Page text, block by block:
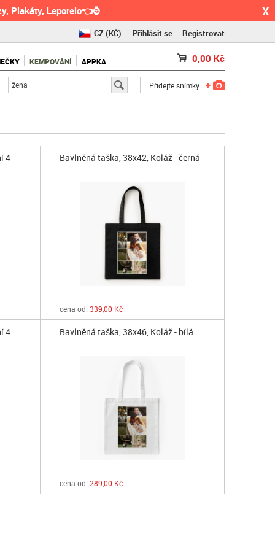
Plakáty, Leporelo👈⌚ X
CZ(KČ)
RO(RON)
Přihlásit se Registrovat
KEMPOVÁNÍ APPKA 0,00 Kč
Přidejte snímky
4
Bavlněná taška, 38x42, Koláž - černá
cena od: 339,00 Kč
4
Bavlněná taška, 38x46, Koláž - bílá
cena od: 289,00 Kč